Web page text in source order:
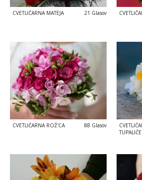
CVETLIČARNA MATEJA 21 Glasov
CVETLIČARNA ROŽ'CA 88 Glasov
TUPALIČE